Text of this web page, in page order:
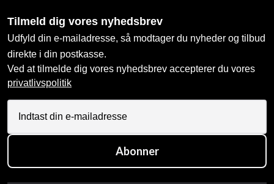
Tilmeld dig vores nyhedsbrev
Udfyld din e-mailadresse, så modtager du nyheder og tilbud
direkte i din postkasse.
Ved at tilmelde dig vores nyhedsbrev accepterer du vores
privatlivspolitik
Abonner